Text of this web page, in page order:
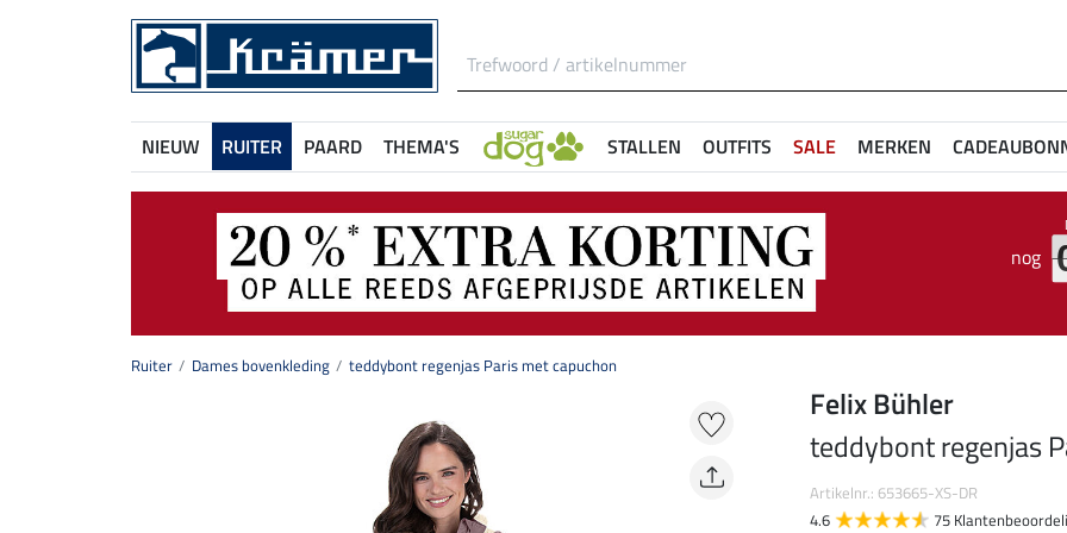
NIEUW RUITER PAARD THEMA'S STALLEN OUTFITS SALE MERKEN
nog
Ruiter Dames bovenkleding teddybont regenjas Paris met capuchon
Felix Bühler
teddybont regenjas
Artikelnr.: 653665-XS-DR
4.6
75